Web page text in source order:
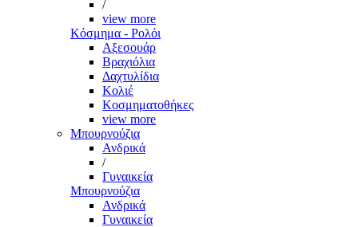
/
view more
Κόσμημα - Ρολόι
Αξεσουάρ
Βραχιόλια
Δαχτυλίδια
Κολιέ
Κοσμηματοθήκες
view more
Μπουρνούζια
Ανδρικά
/
Γυναικεία
Μπουρνούζια
Ανδρικά
Γυναικεία